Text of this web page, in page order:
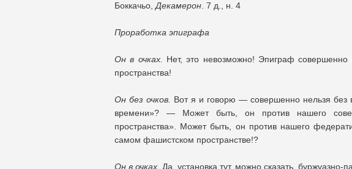
Боккачьо, Декамерон . 7 д., н. 4
Проработка эпиграфа
Он в очках.
Нет, это невозможно! Эпиграф
пространства!
Он без очков.
Вот я и говорю — совершенно нельзя без
времени»? — Может быть, он против нашего
пространства». Может быть, он против нашего
самом фашистском пространстве!?
Он в очках. Да, установка тут, можно сказать, буржуазно-